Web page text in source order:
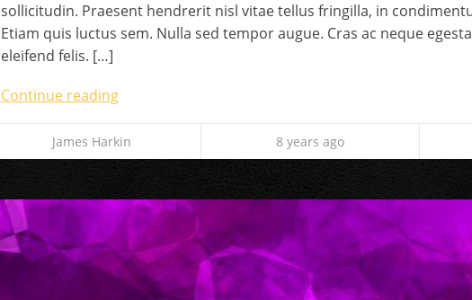
sollicitudin. Praesent hendrerit nisl vitae tellus fringilla, in
Etiam quis luctus sem. Nulla sed tempor augue. Cras ac neque
eleifend felis. […]
Continue reading
James Harkin 8 years ago